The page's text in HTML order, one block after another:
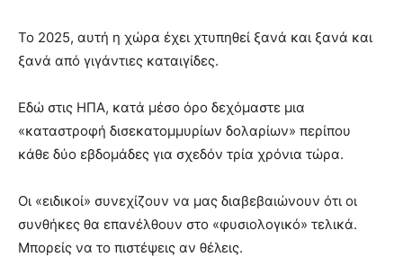
Το 2025, αυτή η χώρα έχει χτυπηθεί ξανά και ξανά και
ξανά από γιγάντιες καταιγίδες.
Εδώ στις ΗΠΑ, κατά μέσο όρο δεχόμαστε μια
«καταστροφή δισεκατομμυρίων δολαρίων» περίπου
κάθε δύο εβδομάδες για σχεδόν τρία χρόνια τώρα.
Οι «ειδικοί» συνεχίζουν να μας διαβεβαιώνουν ότι οι
συνθήκες θα επανέλθουν στο «φυσιολογικό» τελικά.
Μπορείς να το πιστέψεις αν θέλεις.